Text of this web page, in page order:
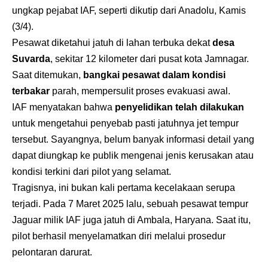
ungkap pejabat IAF, seperti dikutip dari Anadolu, Kamis
(3/4).
Pesawat diketahui jatuh di lahan terbuka dekatdesa
Suvarda, sekitar 12 kilometer dari pusat kota Jamnagar.
Saat ditemukan, bangkai pesawat dalam kondisi
terbakar parah, mempersulit proses evakuasi awal.
IAF menyatakan bahwa penyelidikan telah dilakukan
untuk mengetahui penyebab pasti jatuhnya jet tempur
tersebut. Sayangnya, belum banyak informasi detail yang
dapat diungkap ke publik mengenai jenis kerusakan atau
kondisi terkini dari pilot yang selamat.
Tragisnya, ini bukan kali pertama kecelakaan serupa
terjadi. Pada 7 Maret 2025 lalu, sebuah pesawat tempur
Jaguar milik IAF juga jatuh di Ambala, Haryana. Saat itu,
pilot berhasil menyelamatkan diri melalui prosedur
pelontaran darurat.